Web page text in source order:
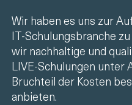
Wir haben es uns zur
IT-Schulungsbranche
wir nachhaltige und
LIVE-Schulungen unter
Bruchteil der Kosten
anbieten.